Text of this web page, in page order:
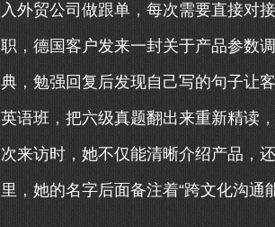
入外贸公司做跟单，每次需要直接对
职，德国客户发来一封关于产品参数
典，勉强回复后发现自己写的句子让
英语班，把六级真题翻出来重新精读
次来访时，她不仅能清晰介绍产品，
里，她的名字后面备注着“跨文化沟通